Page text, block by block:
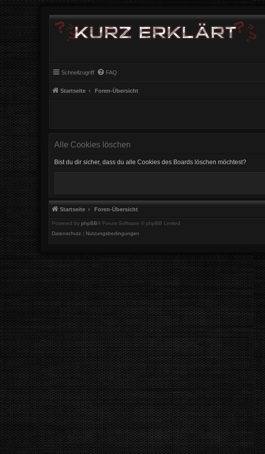
Schnellzugriff FAQ
Startseite Foren-Übersicht
Alle Cookies löschen
Bist du dir sicher, dass du alle Cookies des Boards löschen möchtest?
Startseite Foren-Übersicht
Powered by phpBB® Forum Software © phpBB Limited
Datenschutz | Nutzungsbedingungen